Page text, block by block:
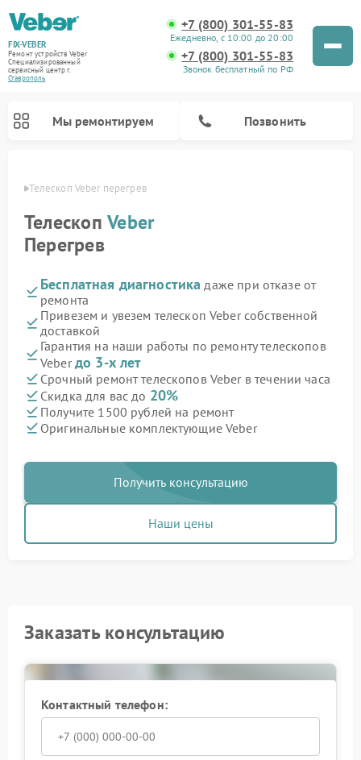
FIX-VEBER
Ремонт устройств Veber
Специализированный
cервисный центр г.
Ставрополь
+7 (800) 301-55-83
Ежедневно, с 10:00 до 20:00
+7 (800) 301-55-83
Звонок бесплатный по РФ
Мы ремонтируем Позвонить
Телескоп Veber перегрев
ТелескопVeber
Перегрев
Бесплатная диагностика даже при отказе от
ремонта
Привезем и увезем телескоп Veber собственной
доставкой
Гарантия на наши работы по ремонту телескопов
Veberдо 3-х лет
Срочный ремонт телескопов Veber в течении часа
Скидка для вас до 20%
Получите 1500 рублей на ремонт
Оригинальные комплектующие Veber
Получить консультацию
Наши цены
Заказать консультацию
Контактный телефон: